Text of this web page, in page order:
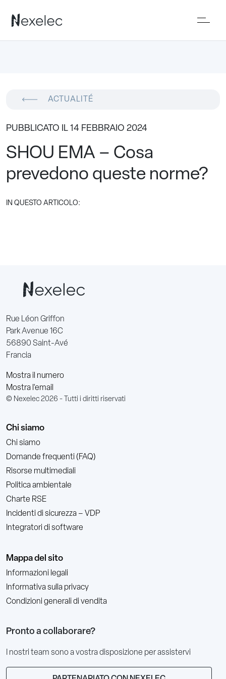
ACTUALITÉ
PUBBLICATO IL 14 FEBBRAIO 2024
SHOU EMA – Cosa
prevedono queste norme?
IN QUESTO ARTICOLO:
Rue Léon Griffon
Park Avenue 16C
56890 Saint-Avé
Francia
Mostra il numero
Mostra l'email
© Nexelec 2026 - Tutti i diritti riservati
Chi siamo
Chi siamo
Domande frequenti (FAQ)
Risorse multimediali
Politica ambientale
Charte RSE
Incidenti di sicurezza – VDP
Integratori di software
Mappa del sito
Informazioni legali
Informativa sulla privacy
Condizioni generali di vendita
Pronto a collaborare?
I nostri team sono a vostra disposizione per assistervi